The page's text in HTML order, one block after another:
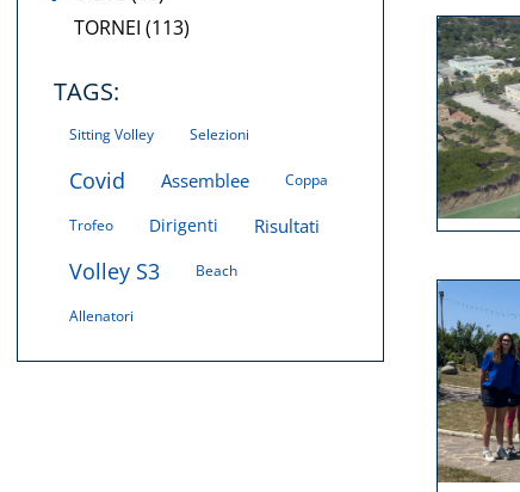
TORNEI (113)
TAGS:
Sitting Volley Selezioni
Covid Assemblee Coppa
Trofeo Dirigenti Risultati
Volley S3 Beach
Allenatori